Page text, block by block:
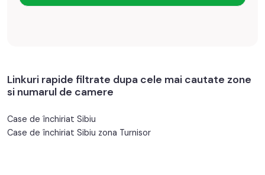
Linkuri rapide filtrate dupa cele mai cautate zone
si numarul de camere
Case de închiriat Sibiu
Case de închiriat Sibiu zona Turnisor